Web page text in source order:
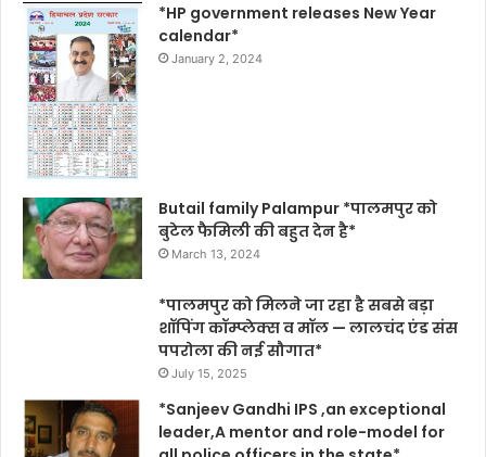
*HP government releases New Year
calendar*
January 2, 2024
Butail family Palampur *पालमपुर को
बुटेल फैमिली की बहुत देन है*
March 13, 2024
*पालमपुर को मिलने जा रहा है सबसे बड़ा
शॉपिंग कॉम्प्लेक्स व मॉल — लालचंद एंड संस
पपरोला की नई सौगात*
July 15, 2025
*Sanjeev Gandhi IPS ,an exceptional
leader,A mentor and role-model for